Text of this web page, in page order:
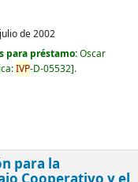
de 2002
para préstamo:Oscar
IVP-D-05532 .
para la